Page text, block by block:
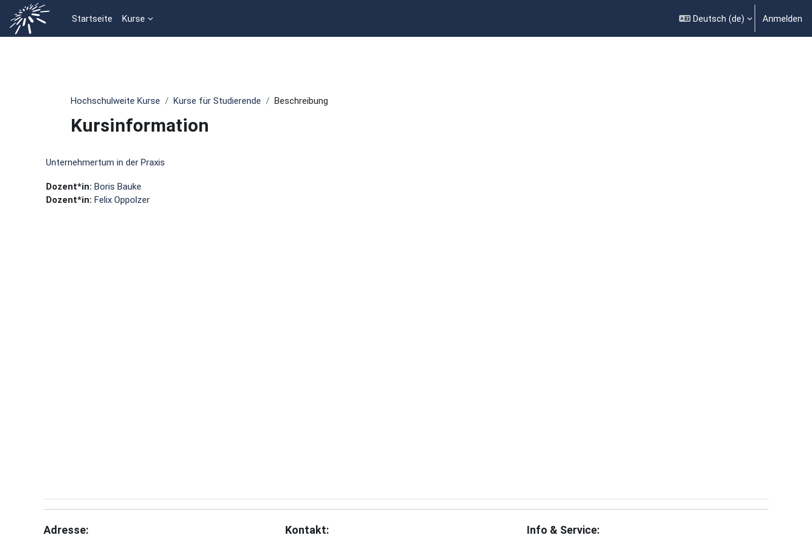
Zum Hauptinhalt
Startseite
Kurse Deutsch ‎(de)‎ Anmelden
Hochschulweite Kurse Kurse für Studierende Beschreibung
Kursinformation
Unternehmertum in der Praxis
Dozent*in: Boris Bauke
Dozent*in: Felix Oppolzer
Adresse:
Kontakt:
Info & Service: